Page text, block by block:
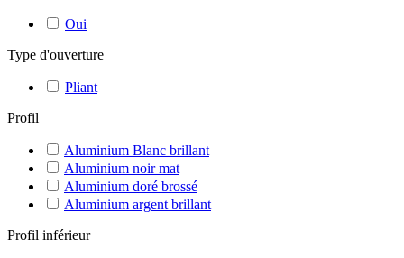
Oui
Type d'ouverture
Pliant
Profil
Aluminium Blanc brillant
Aluminium noir mat
Aluminium doré brossé
Aluminium argent brillant
Profil inférieur